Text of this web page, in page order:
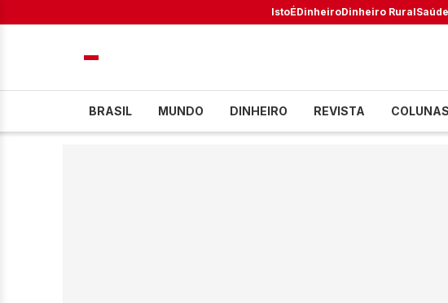
IstoÉDinheiroDinheiro RuralSaúde
BRASIL MUNDO DINHEIRO REVISTA COLUNAS